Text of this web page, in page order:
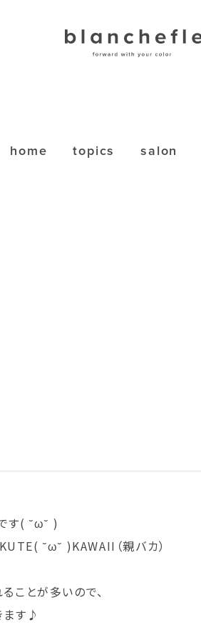
home topics salon
す( ˘ω˘ )
˘ω˘ )KAWAII（親バカ）
ことが多いので、
ます♪